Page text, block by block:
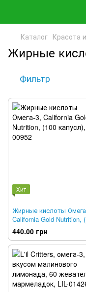
Каталог Красота
Жирные
Фильтр
Хит
Жирные кислоты
California Gold Nutrition,
капусл), MLI-00952
440.00 грн